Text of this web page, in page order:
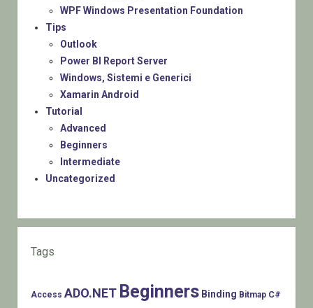
WPF Windows Presentation Foundation
Tips
Outlook
Power BI Report Server
Windows, Sistemi e Generici
Xamarin Android
Tutorial
Advanced
Beginners
Intermediate
Uncategorized
Tags
Access ADO.NET Beginners Binding Bitmap C#